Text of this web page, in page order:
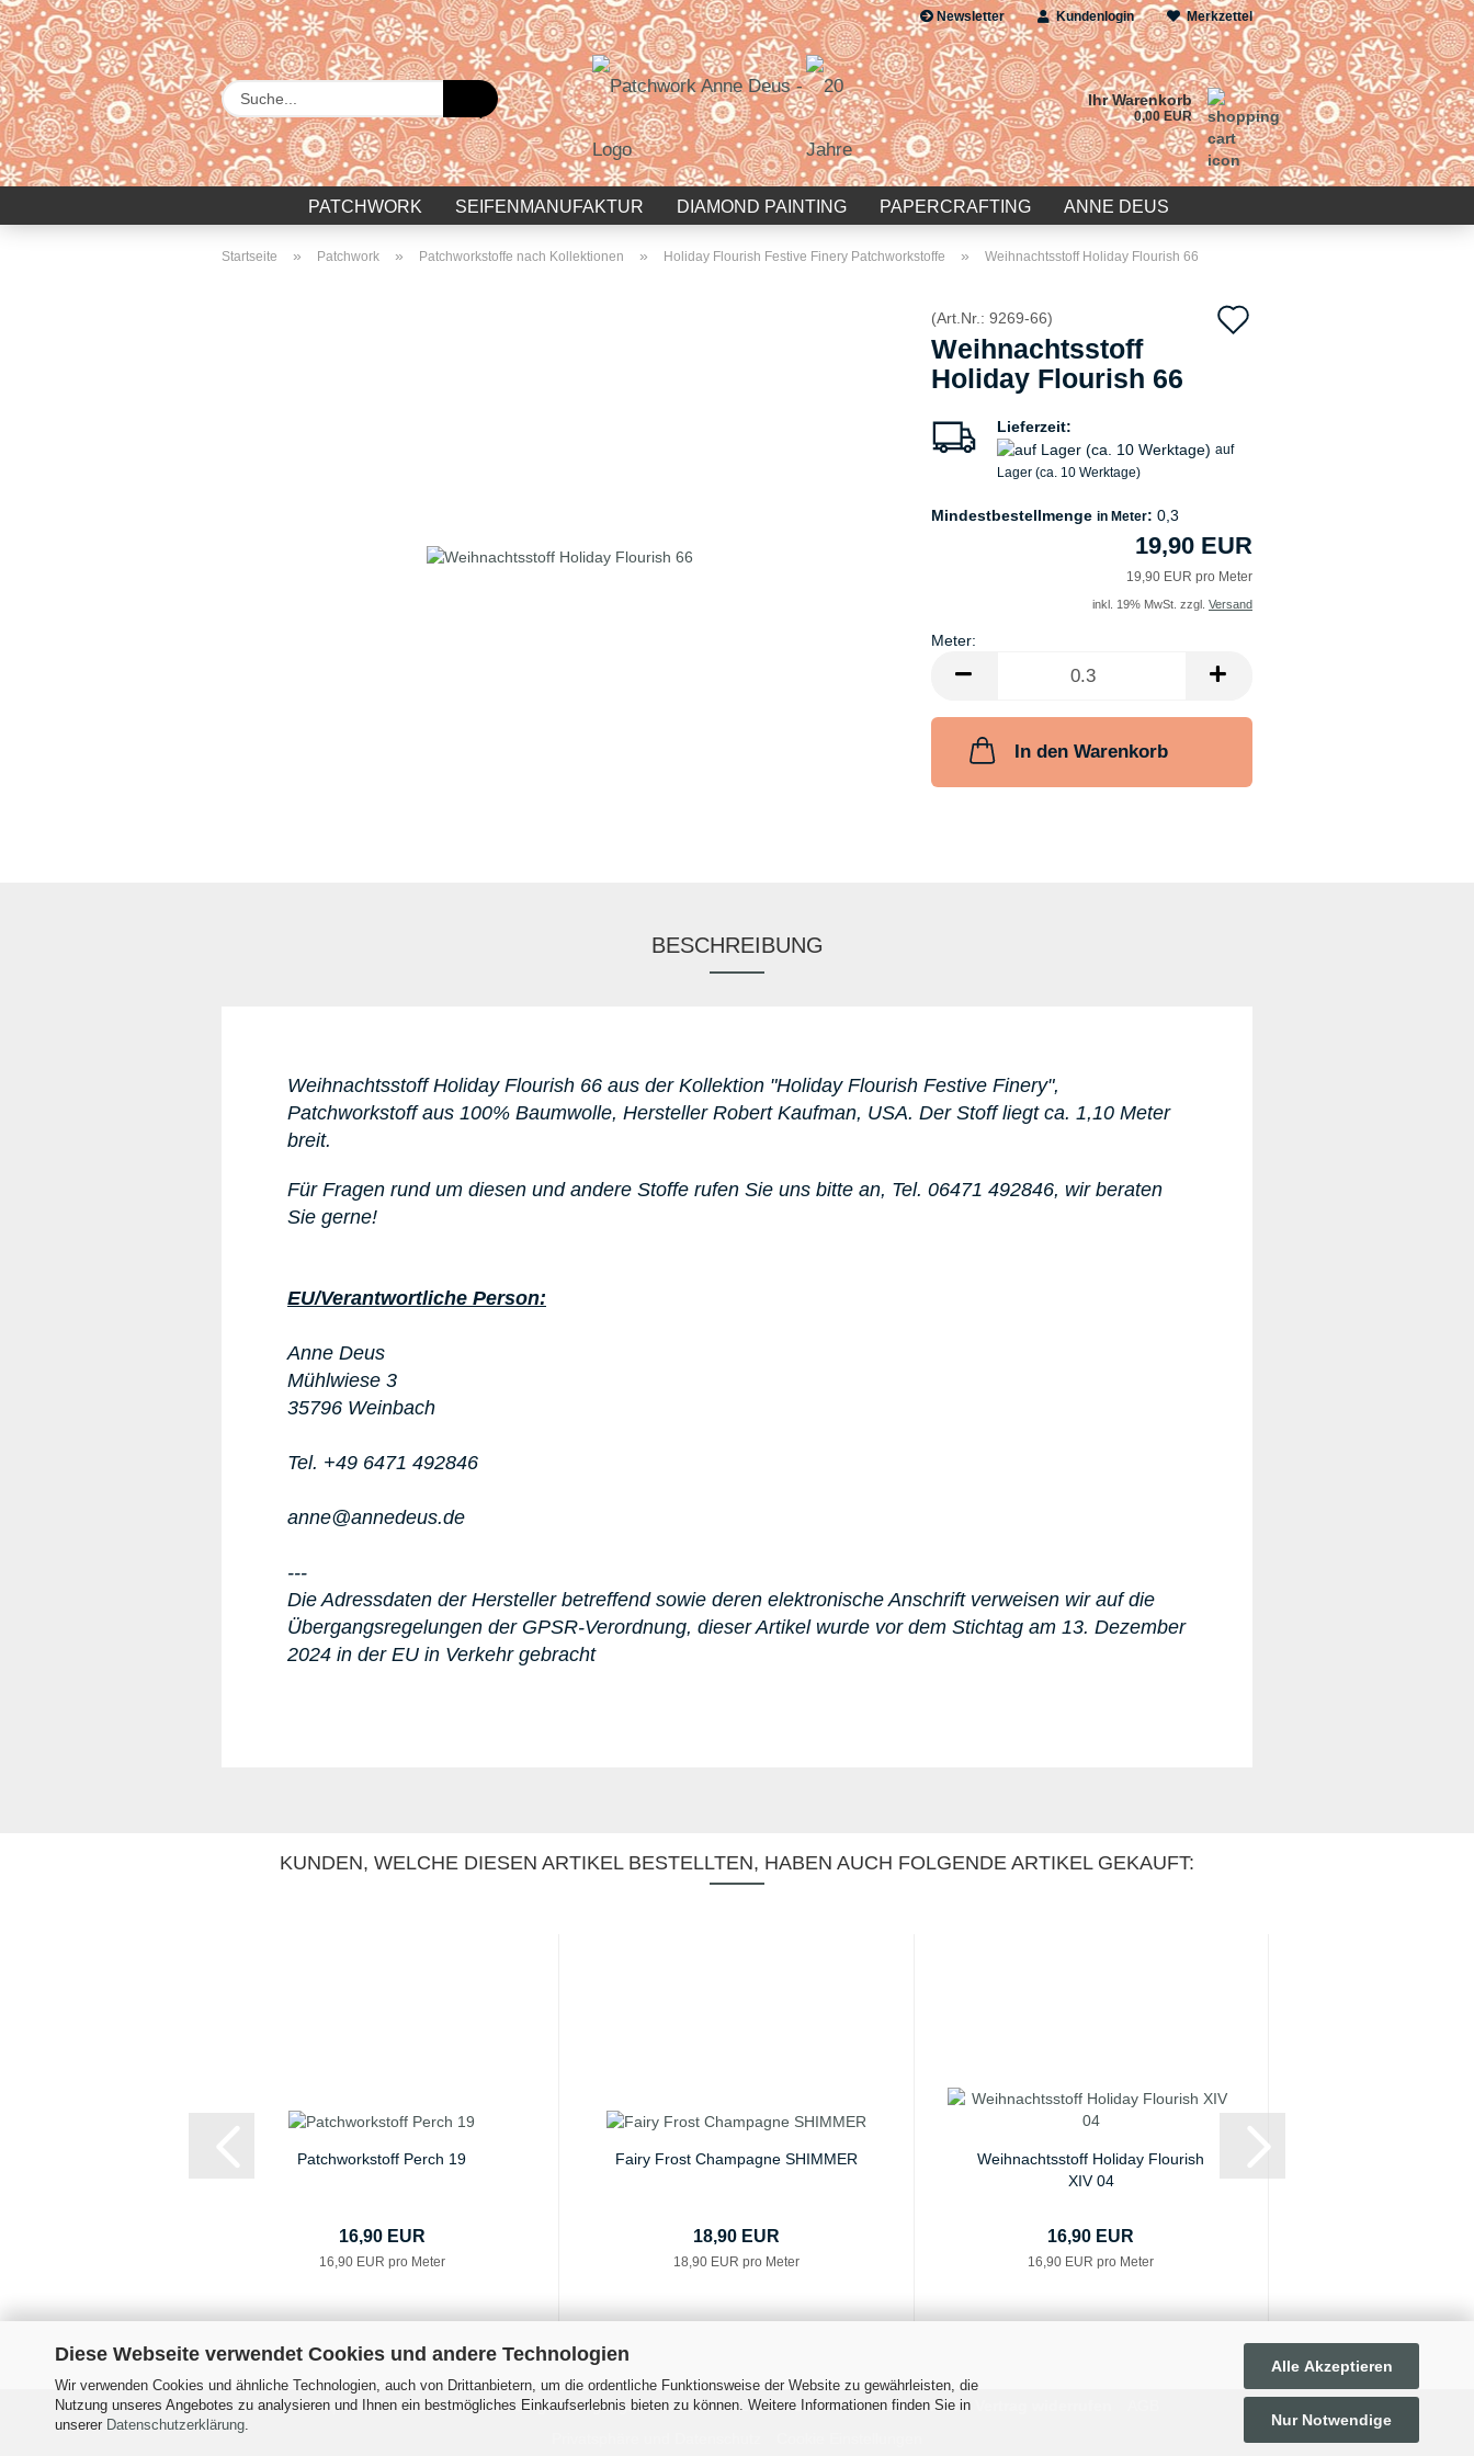
Diese Webseite verwendet Cookies und andere Technologien
Wir verwenden Cookies und ähnliche Technologien, auch von Drittanbietern, um die ordentliche Funktionsweise der Website zu gewährleisten, die
Nutzung unseres Angebotes zu analysieren und Ihnen ein bestmögliches Einkaufserlebnis bieten zu können. Weitere Informationen finden Sie in
unserer Datenschutzerklärung
Alle Akzeptieren
Nur Notwendige
Newsletter Kundenlogin
E-Mail
Passwort
Konto erstellen
Passwort vergessen?
Merkzettel
Suche...
Ihr Warenkorb
0,00 EUR
PATCHWORK SEIFENMANUFAKTUR DIAMOND PAINTING PAPERCRAFTING ANNE DEUS
Startseite » Patchwork » Patchworkstoffe nach Kollektionen » Holiday Flourish Festive Finery Patchworkstoffe » Weihnachtsstoff Holiday Flourish 66
(Art.Nr.: 9269-66)
Weihnachtsstoff
Holiday Flourish 66
Lieferzeit:
auf
Lager (ca. 10 Werktage)
Mindestbestellmenge in Meter: 0,3
19,90 EUR
19,90 EUR pro Meter
inkl. 19% MwSt. zzgl. Versand
Meter:
Meter
In den Warenkorb
BESCHREIBUNG
Weihnachtsstoff Holiday Flourish 66 aus der Kollektion "Holiday Flourish Festive Finery",
Patchworkstoff aus 100% Baumwolle, Hersteller Robert Kaufman, USA. Der Stoff liegt ca. 1,10 Meter
breit.
Für Fragen rund um diesen und andere Stoffe rufen Sie uns bitte an, Tel. 06471 492846, wir beraten
Sie gerne!
EU/Verantwortliche Person:
Anne Deus
Mühlwiese 3
35796 Weinbach
Tel. +49 6471 492846
anne@annedeus.de
---
Die Adressdaten der Hersteller betreffend sowie deren elektronische Anschrift verweisen wir auf die
Übergangsregelungen der GPSR-Verordnung, dieser Artikel wurde vor dem Stichtag am 13. Dezember
2024 in der EU in Verkehr gebracht
KUNDEN, WELCHE DIESEN ARTIKEL BESTELLTEN, HABEN AUCH FOLGENDE ARTIKEL GEKAUFT:
Patchworkstoff Perch 19
16,90 EUR
16,90 EUR pro Meter
Fairy Frost Champagne SHIMMER
18,90 EUR
18,90 EUR pro Meter
Weihnachtsstoff Holiday Flourish
XIV 04
16,90 EUR
16,90 EUR pro Meter
Impressum Versand- & Zahlungsbedingungen Widerrufsrecht & Muster-Widerrufsformular